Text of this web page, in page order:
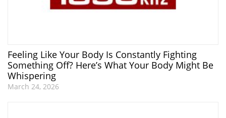
Feeling Like Your Body Is Constantly Fighting
Something Off? Here’s What Your Body Might Be
Whispering
March 24, 2026